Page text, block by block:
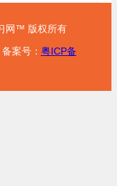
网™ 版权所有
案号： 粤ICP备